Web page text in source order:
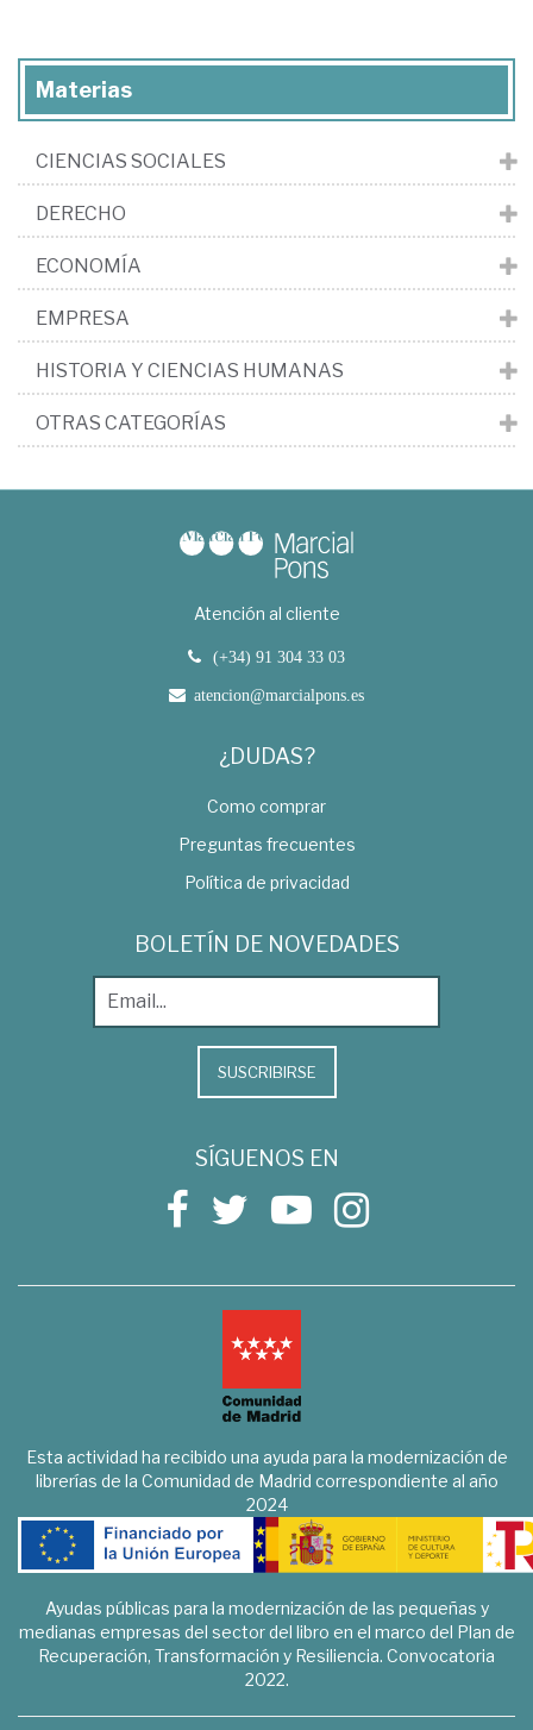
Materias
CIENCIAS SOCIALES
DERECHO
ECONOMÍA
EMPRESA
HISTORIA Y CIENCIAS HUMANAS
OTRAS CATEGORÍAS
Atención al cliente
(+34) 91 304 33 03
atencion@marcialpons.es
¿DUDAS?
Como comprar
Preguntas frecuentes
Política de privacidad
BOLETÍN DE NOVEDADES
SUSCRIBIRSE
SÍGUENOS EN
Esta actividad ha recibido una ayuda para la modernización de
librerías de la Comunidad de Madrid correspondiente al año
2024
Ayudas públicas para la modernización de las pequeñas y
medianas empresas del sector del libro en el marco del Plan de
Recuperación, Transformación y Resiliencia. Convocatoria
2022.